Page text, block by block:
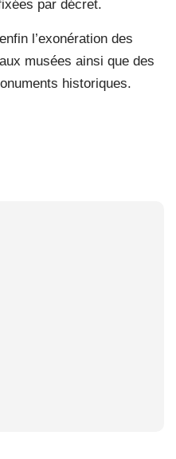
par décret.
l’exonération des
musées ainsi que des
historiques.